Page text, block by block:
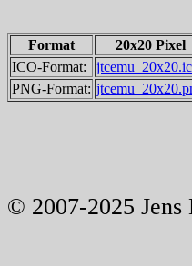
Format 20x20 Pixel
ICO-Format:
PNG-Format:
© 2007-2025